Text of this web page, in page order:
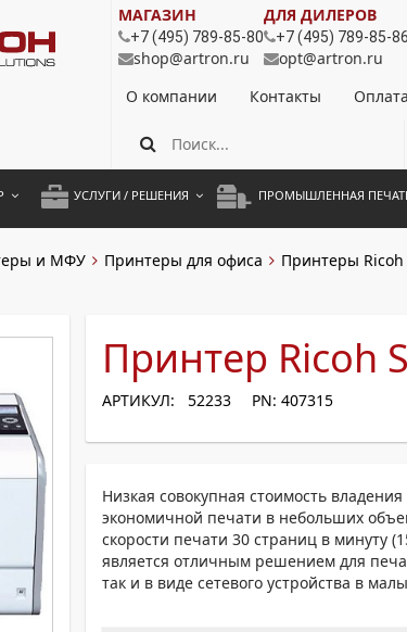
МАГАЗИН
+7 (495) 789-85-80
shop@artron.ru
ДЛЯ ДИЛЕРОВ
+7 (495) 789-85-86
opt@artron.ru
О компании
Контакты Оплата
УСЛУГИ / РЕШЕНИЯ
АРЕНДА ОБОРУДОВАНИЯ
ПРОМЫШЛЕННАЯ
и МФУ Принтеры для офиса Принтеры Ricoh
Принтер Ricoh
АРТИКУЛ: 52233 PN: 407315
Низкая совокупная стоимость
экономичной печати в небольших
скорости печати 30 страниц в минуту
является отличным решением для
так и в виде сетевого устройства в